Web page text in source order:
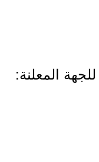
المعلنة: